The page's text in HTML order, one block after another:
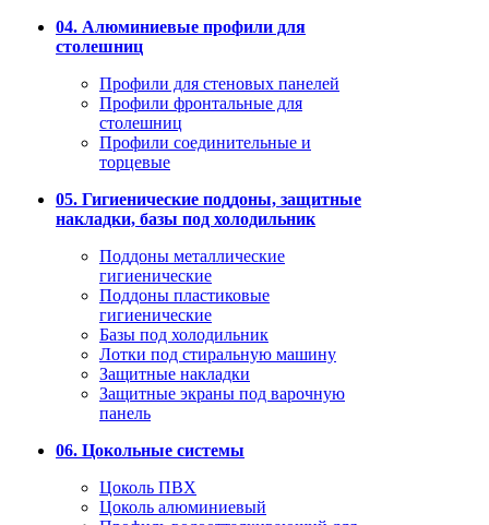
04. Алюминиевые профили для
столешниц
Профили для стеновых панелей
Профили фронтальные для
столешниц
Профили соединительные и
торцевые
05. Гигиенические поддоны, защитные
накладки, базы под холодильник
Поддоны металлические
гигиенические
Поддоны пластиковые
гигиенические
Базы под холодильник
Лотки под стиральную машину
Защитные накладки
Защитные экраны под варочную
панель
06. Цокольные системы
Цоколь ПВХ
Цоколь алюминиевый